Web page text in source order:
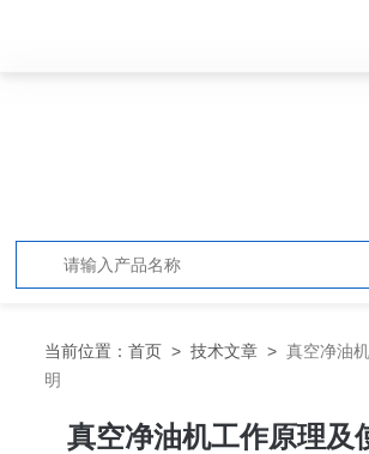
当前位置：首页 >技术文章 >真空净油
明
真空净油机工作原理及